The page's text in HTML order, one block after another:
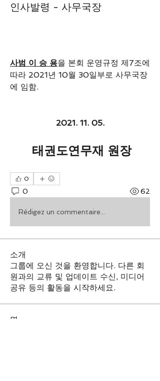
인사발령 - 사무국장
사범 이 승 용을 본회 운영규정 제7조에
따라 2021년 10월 30일부로 사무국장
에 임함.
2021. 11. 05.
태권도연무재 원장
0
0 62
Rédigez un commentaire...
소개
그룹에 오신 것을 환영합니다. 다른 회
원과의 교류 및 업데이트 수신, 미디어
공유 등의 활동을 시작하세요.
명